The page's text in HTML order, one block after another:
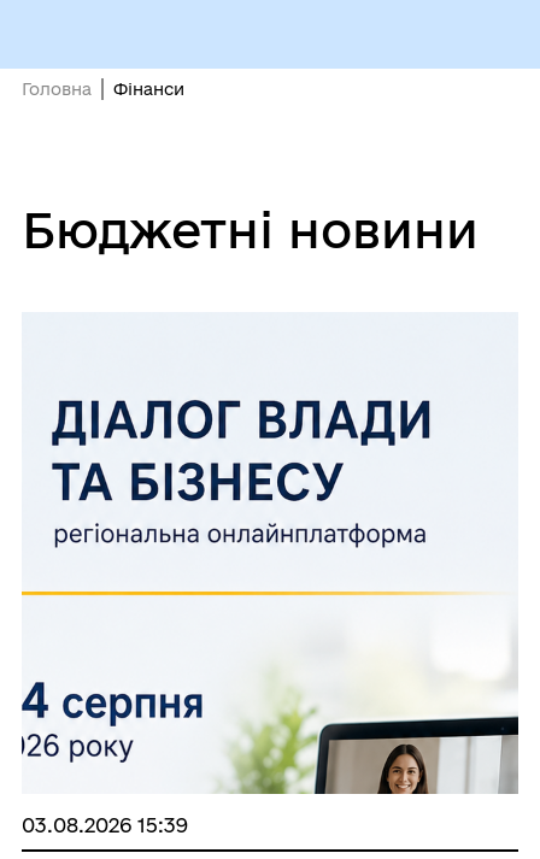
Головна Фінанси
Бюджетні новини
03.08.2026 15:39